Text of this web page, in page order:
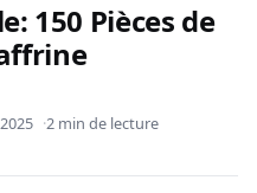
150 Pièces de
2 min de lecture